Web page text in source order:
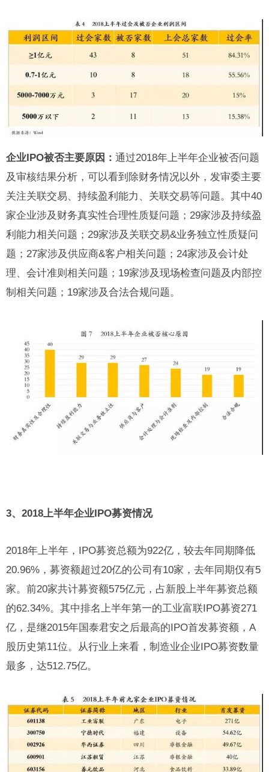
企业IPO被否主要原因： 通过2018年上半年企业被否问题
及审核结果分析，可以看到除财务情况以外，发审委主要
关注关联交易、持续盈利能力、关联交易等问题。其中40
家企业涉及财务真实性合理性质疑问题；29家涉及持续盈
利能力相关问题；29家涉及关联交易&业务独立性质疑问
题；27家涉及供应商&客户相关问题；24家涉及会计处
理、会计准则相关问题；19家涉及现场检查问题及内部控
制相关问题；19家涉及合法合规问题。
3、2018上半年企业IPO募资情况
2018年上半年，IPO募资总额为922亿，较去年同期降低
20.96%，募资额超过20亿的公司有10家，去年同期仅有5
家。前20家共计募资额575亿元，占新股上半年募资总额
的62.34%。其中排名上半年第一的工业富联IPO募资271
亿，是继2015年国泰君安之后最高的IPO首发募资额，A
股历史第11位。从行业上来看，制造业企业IPO募资数量
最多，达512.75亿。